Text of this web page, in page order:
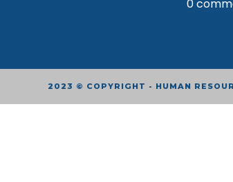
0
2023 © COPYRIGHT - HUMAN